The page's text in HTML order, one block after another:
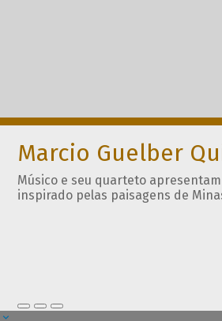
Marcio Guelber
Músico e seu quarteto
inspirado pelas paisagens de